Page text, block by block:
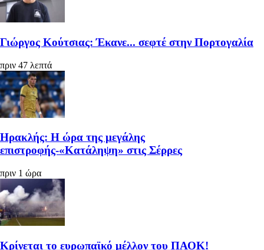
Γιώργος Κούτσιας: Έκανε... σεφτέ στην Πορτογαλία
πριν 47 λεπτά
Ηρακλής: Η ώρα της μεγάλης
επιστροφής-«Κατάληψη» στις Σέρρες
πριν 1 ώρα
Κρίνεται το ευρωπαϊκό μέλλον του ΠΑΟΚ!